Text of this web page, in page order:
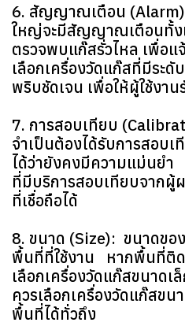
6. สัญญาณเตือน
ใหญ่จะมีสัญญาณเตือนทั้ง
ตรวจพบแก๊สรั่วไหล เพื่อ
เลือกเครื่องวัดแก๊สที่มีระดั
พริบชัดเจน เพื่อให้ผู้ใช้งา
7. การสอบเทียบ
จำเป็นต้องได้รับการสอบเ
ได้ว่ายังคงมีความแม่นยำ
ที่มีบริการสอบเทียบจาก
ที่เชื่อถือได้
8. ขนาด (Size): ขนาดขอ
พื้นที่ที่ใช้งาน หากพื้นที่ติ
เลือกเครื่องวัดแก๊สขนาด
ควรเลือกเครื่องวัดแก๊สข
พื้นที่ได้ทั่วถึง